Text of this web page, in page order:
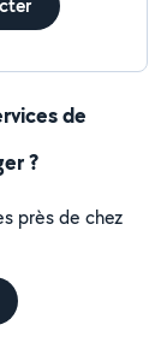
de
?
près de chez